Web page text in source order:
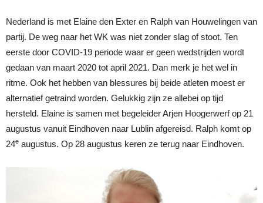
Nederland is met Elaine den Exter en Ralph van Houwelingen van
partij. De weg naar het WK was niet zonder slag of stoot. Ten
eerste door COVID-19 periode waar er geen wedstrijden wordt
gedaan van maart 2020 tot april 2021. Dan merk je het wel in
ritme. Ook het hebben van blessures bij beide atleten moest er
alternatief getraind worden. Gelukkig zijn ze allebei op tijd
hersteld. Elaine is samen met begeleider Arjen Hoogerwerf op 21
augustus vanuit Eindhoven naar Lublin afgereisd. Ralph komt op
24e augustus. Op 28 augustus keren ze terug naar Eindhoven.